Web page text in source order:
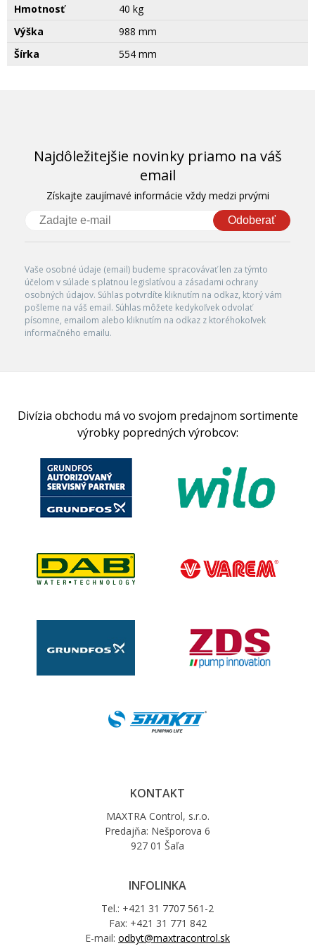
Hmotnosť
40 kg
Výška
988 mm
Šírka
554 mm
Najdôležitejšie novinky priamo na váš
email
Získajte zaujímavé informácie vždy medzi prvými
Odoberať
Vaše osobné údaje (email) budeme spracovávať len za týmto
účelom v súlade s platnou legislatívou a zásadami ochrany
osobných údajov. Súhlas potvrdíte kliknutím na odkaz, ktorý vám
pošleme na váš email. Súhlas môžete kedykoľvek odvolať
písomne, emailom alebo kliknutím na odkaz z ktoréhokoľvek
informačného emailu.
Divízia obchodu má vo svojom predajnom sortimente
výrobky popredných výrobcov:
KONTAKT
MAXTRA Control, s.r.o.
Predajňa: Nešporova 6
927 01 Šaľa
INFOLINKA
Tel.: +421 31 7707 561-2
Fax: +421 31 771 842
E-mail: odbyt@maxtracontrol.sk